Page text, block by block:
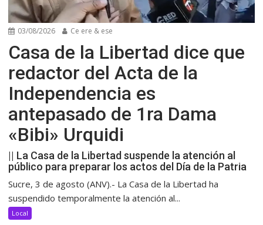
03/08/2026 Ce ere & ese
Casa de la Libertad dice que
redactor del Acta de la
Independencia es
antepasado de 1ra Dama
«Bibi» Urquidi
|| La Casa de la Libertad suspende la atención al
público para preparar los actos del Día de la Patria
Sucre, 3 de agosto (ANV).- La Casa de la Libertad ha
suspendido temporalmente la atención al...
Local